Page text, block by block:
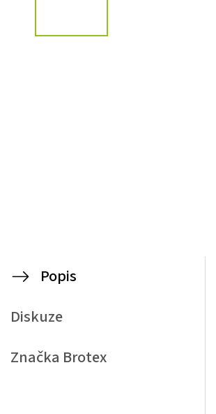
Popis
Diskuze
Značka Brotex